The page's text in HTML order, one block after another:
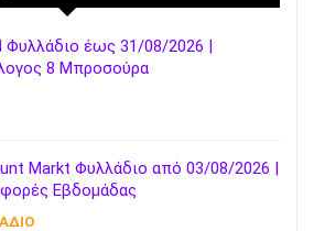
Φυλλάδιο έως 31/08/2026 |
8 Μπροσούρα
Markt Φυλλάδιο από 03/08/2026 |
Εβδομάδας